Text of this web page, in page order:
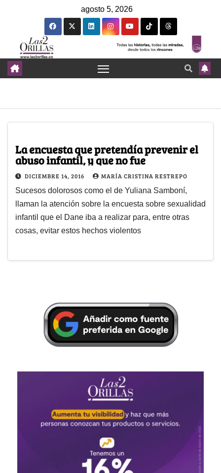
agosto 5, 2026
La encuesta que pretendía prevenir el
abuso infantil, y que no fue
DICIEMBRE 14, 2016 MARÍA CRISTINA RESTREPO
Sucesos dolorosos como el de Yuliana Samboní,
llaman la atención sobre la encuesta sobre sexualidad
infantil que el Dane iba a realizar para, entre otras
cosas, evitar estos hechos violentos